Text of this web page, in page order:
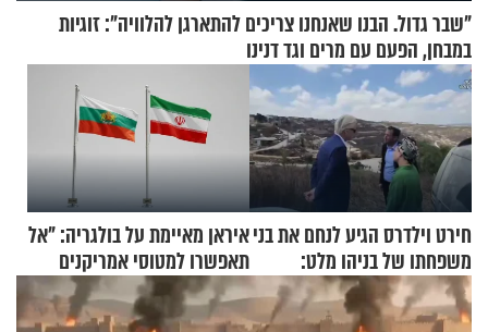
"שבר גדול. הבנו שאנחנו צריכים להתארגן להלוויה": זוגיות
במבחן, הפעם עם מרים וגד דנינו
חירט וילדרס הגיע לנחם את בני
משפחתו של בניהו מלט:
"מיליונים באירופה תומכים
בכם"
איראן מאיימת על בולגריה: "אל
תאפשרו למטוסי אמריקנים
להמריא מהשטח שלכם"